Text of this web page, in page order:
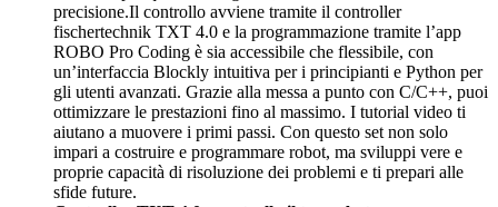
precisione.Il controllo avviene tramite il controller
fischertechnik TXT 4.0 e la programmazione tramite l’app
ROBO Pro Coding è sia accessibile che flessibile, con
un’interfaccia Blockly intuitiva per i principianti e Python per
gli utenti avanzati. Grazie alla messa a punto con C/C++, puoi
ottimizzare le prestazioni fino al massimo. I tutorial video ti
aiutano a muovere i primi passi. Con questo set non solo
impari a costruire e programmare robot, ma sviluppi vere e
proprie capacità di risoluzione dei problemi e ti prepari alle
sfide future.